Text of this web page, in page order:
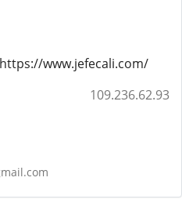
www.jefecali.com/
109.236.62.93